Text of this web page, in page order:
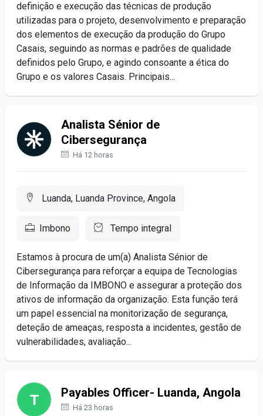
definição e execução das técnicas de produção
utilizadas para o projeto, desenvolvimento e preparação
dos elementos de execução da produção do Grupo
Casais, seguindo as normas e padrões de qualidade
definidos pelo Grupo, e agindo consoante a ética do
Grupo e os valores Casais. Principais...
Analista Sénior de
Cibersegurança
Há 12 horas
Luanda, Luanda Province, Angola
Imbono Tempo integral
Estamos à procura de um(a) Analista Sénior de
Cibersegurança para reforçar a equipa de Tecnologias
de Informação da IMBONO e assegurar a proteção dos
ativos de informação da organização. Esta função terá
um papel essencial na monitorização de segurança,
deteção de ameaças, resposta a incidentes, gestão de
vulnerabilidades, avaliação...
Payables Officer- Luanda, Angola
Há 23 horas